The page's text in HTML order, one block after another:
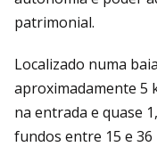
patrimonial.
Localizado numa
aproximadamente 5
na entrada e quase
fundos entre 15 e